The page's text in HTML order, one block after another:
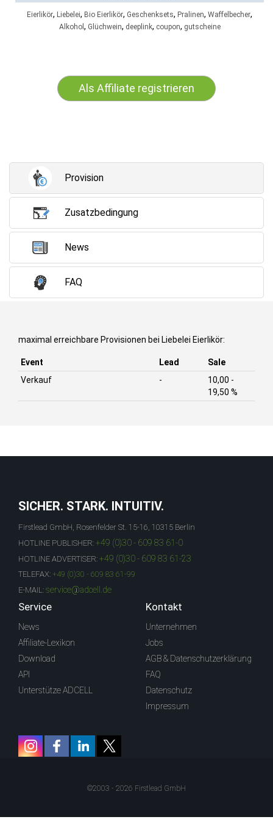
Eierlikör, Liebelei, Bio Eierlikör, Geschenksets, Pralinen, Waffelbecher,
Alkohol , Glüchwein, deeplink, coupon, gutscheine
Als Affiliate registrieren
Provision
Zusatzbedingung
News
FAQ
maximal erreichbare Provisionen bei Liebelei Eierlikör:
Event Lead
Sale
Verkauf
-
10,00 -
19,50 %
SICHER. STARK. INTUITIV.
Firstlead GmbH, Rosenfelder St. 15-16, 10315 Berlin
HOTLINE PUBLISHER: +49 (0)30 - 609 83 61-0
HOTLINE ADVERTISER: +49 (0)30 - 609 83 61-23
TELEFAX: +49 (0)30 - 609 83 61-99
E-MAIL: service@adcell.de
Service
News
Affiliate-Lexikon
Download
API
Unterstütze ADCELL
Kontakt
Unternehmen
Jobs
AGB & Datenschutzerklärung
FAQ
Datenschutz
Impressum
©2003 - 2026 Firstlead GmbH